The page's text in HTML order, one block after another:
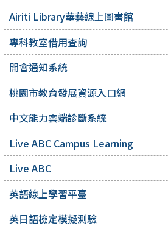
Airiti Library華藝線上圖書館
專科教室借用查詢
開會通知系統
桃園市教育發展資源入口網
中文能力雲端診斷系統
Live ABC Campus Learning
Live ABC
英語線上學習平臺
英日語檢定模擬測驗